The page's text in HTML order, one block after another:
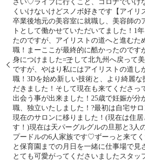
さい♡ライブに行くこと、コロナでいけ
くいけないけどスノボ好きです【アイリ
卒業後地元の美容室に就職し、美容師の
トとして働かせていただいてました！1
たのですが、アイリストの道へと進むた
職！まーここが最終的に酷かったのです
身につけました=͟͟͞͞そして北九州へ戻って
ですが、やはり私にはアイリストの道し
職！3Dを始め新しい技術と、より綺麗な
だきました！そして現在も来てくださっ
出会う事が出来ました！25歳で妊娠が分
職、独立いたしました！?最初は自宅サ
現在のサロンに移りました！(現在は住
す！)現在は天パーグルグルの旦那と3人
プードルの6人家族です‍‍‍♡ずーっと来て
と保育園までの月日を一緒に仕事場で見
とても可愛がってくださいましたスタッ